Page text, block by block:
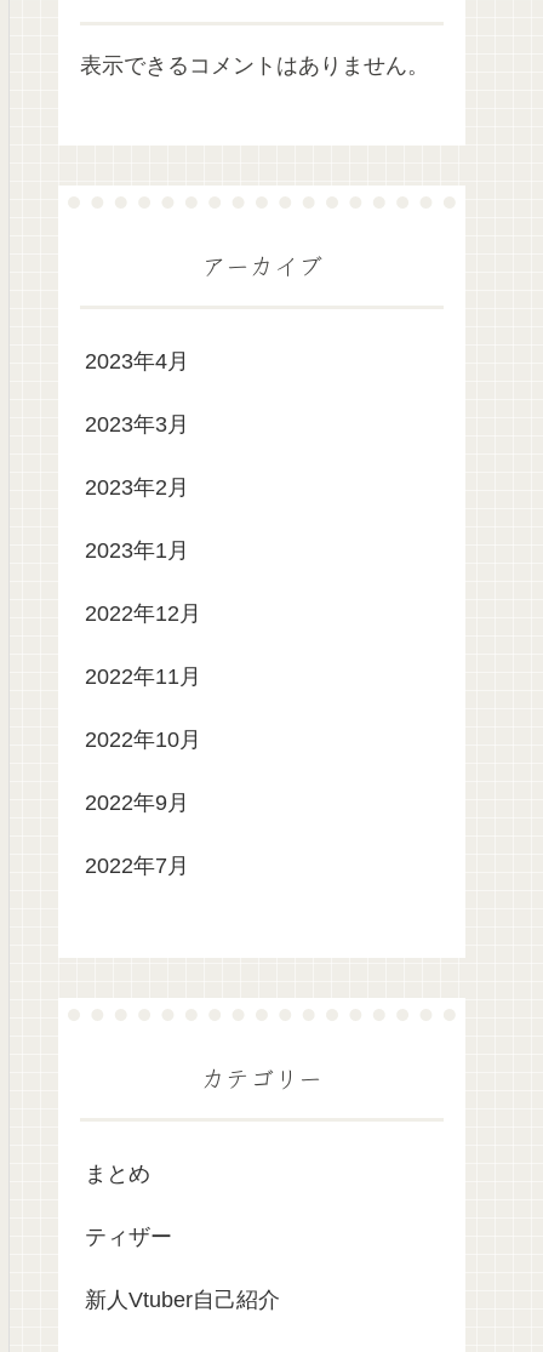
表示できるコメントはありません。
アーカイブ
2023年4月
2023年3月
2023年2月
2023年1月
2022年12月
2022年11月
2022年10月
2022年9月
2022年7月
カテゴリー
まとめ
ティザー
新人Vtuber自己紹介